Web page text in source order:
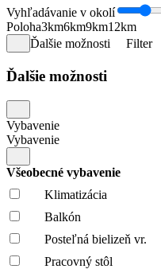
Vyhľadávanie v okolí
Poloha3km6km9km12km
Ďalšie možnosti
Filter
Ďalšie možnosti
Vybavenie
Vybavenie
Všeobecné vybavenie
Klimatizácia
Balkón
Posteľná bielizeň vr.
Pracovný stôl